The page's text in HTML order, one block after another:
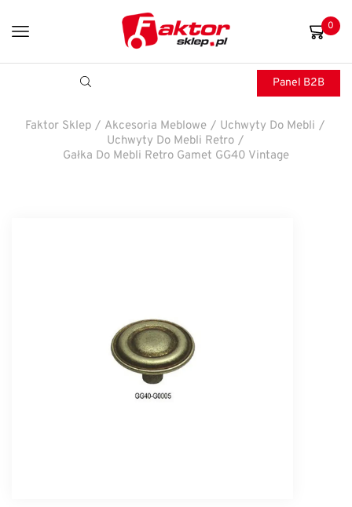
0
Panel B2B
Faktor Sklep / Akcesoria Meblowe / Uchwyty Do Mebli /
Uchwyty Do Mebli Retro /
Gałka Do Mebli Retro Gamet GG40 Vintage